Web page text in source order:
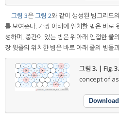
그림 3은그림 2와 같이 생성된 빔그리드
를 보여준다. 가장 아래에 위치한 빔은 바로
성하며, 중간에 있는 빔은 위아래 인접한 줄
장 윗줄의 위치한 빔은 바로 아래 줄의 빔들
그림 3. | Fig. 3.
concept of